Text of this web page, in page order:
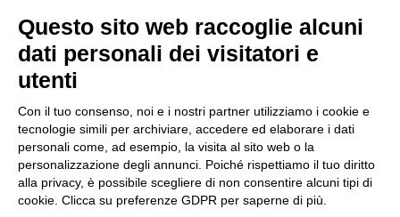
Facebook
Linkedin
I nostri punti di ritiro e spedizione pacchi nelle
maggiori città italiane
Torino|Milano|Roma|Bologna|Firenze| Genova
Napoli|Varese
Questo sito web raccoglie alcuni
dati personali dei visitatori e
utenti
Con il tuo consenso, noi e i nostri partner utilizziamo i cookie e
tecnologie simili per archiviare, accedere ed elaborare i dati
personali come, ad esempio, la visita al sito web o la
personalizzazione degli annunci. Poiché rispettiamo il tuo diritto
alla privacy, è possibile scegliere di non consentire alcuni tipi di
cookie. Clicca su preferenze GDPR per saperne di più.